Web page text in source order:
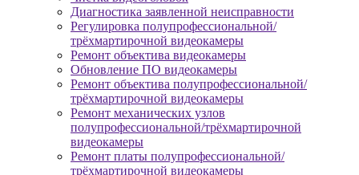
Диагностика заявленной неисправности
Регулировка полупрофессиональной/
трёхмартирочной видеокамеры
Ремонт объектива видеокамеры
Обновление ПО видеокамеры
Ремонт объектива полупрофессиональной/
трёхмартирочной видеокамеры
Ремонт механических узлов
полупрофессиональной/трёхмартирочной
видеокамеры
Ремонт платы полупрофессиональной/
трёхмартирочной видеокамеры